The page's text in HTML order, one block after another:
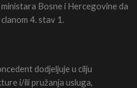
Bosne i Hercegovine da
4. stav 1.
dodjeljuje u cilju
i/ili pružanja usluga,